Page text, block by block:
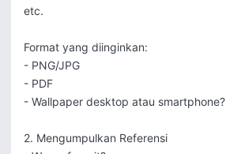
etc.
Format yang diinginkan:
- PNG/JPG
- PDF
- Wallpaper desktop atau smartphone?
2. Mengumpulkan Referensi